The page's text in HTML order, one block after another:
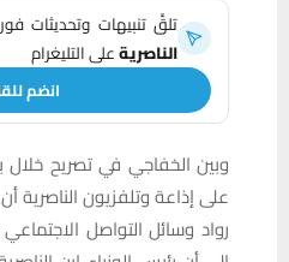
تلقَّ تنبيهات وتحديثات
الناصريةعلى التليغرام
انضم
وبين الخفاجي في تصريح خلال
على إذاعة وتلفزيون الناصرية
رواد وسائل التواصل